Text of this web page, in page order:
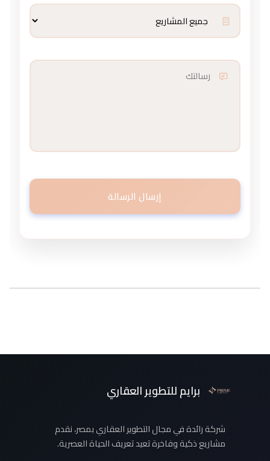
برايم للتطوير العقاري
شركة رائدة في مجال التطوير العقاري بمصر، نقدم
مشاريع ذكية وفاخرة تعيد تعريف الحياة العصرية.